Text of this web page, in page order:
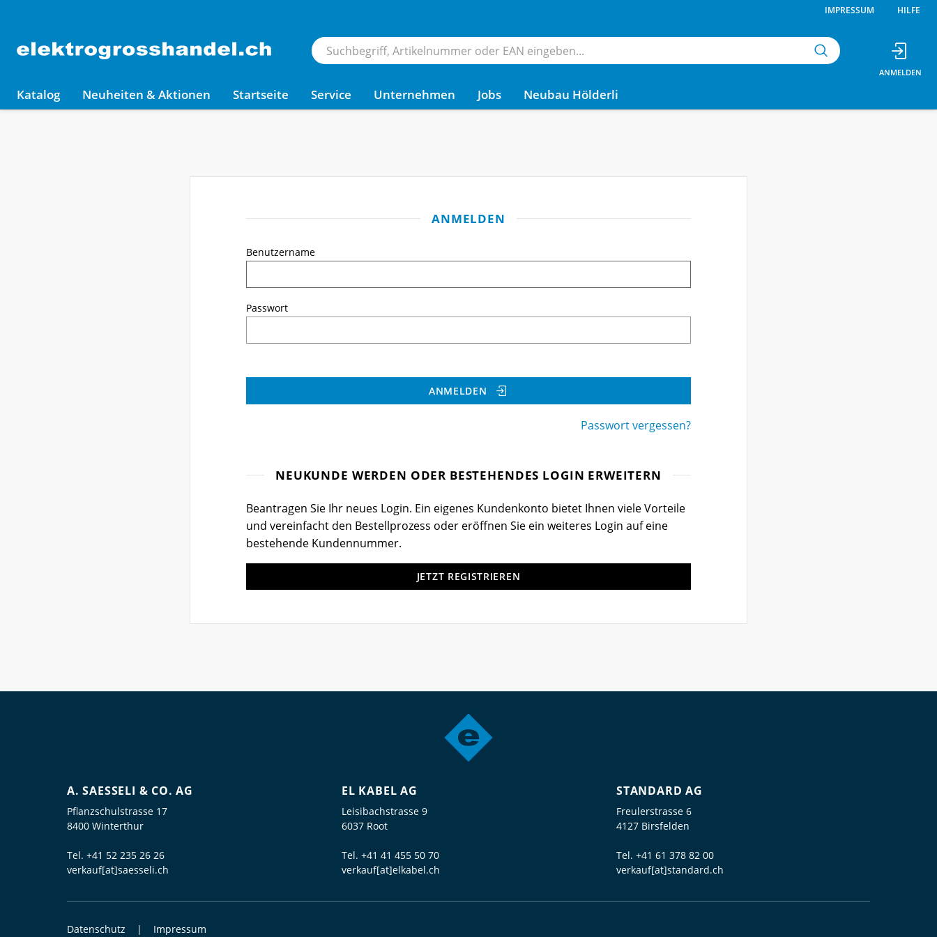
IMPRESSUM HILFE
Katalog Neuheiten & Aktionen Startseite Service Unternehmen Jobs Neubau Hölderli
ANMELDEN
Benutzername
Passwort
ANMELDEN
Passwort vergessen?
NEUKUNDE WERDEN ODER BESTEHENDES LOGIN ERWEITERN
Beantragen Sie Ihr neues Login. Ein eigenes Kundenkonto bietet Ihnen viele Vorteile
und vereinfacht den Bestellprozess oder eröffnen Sie ein weiteres Login auf eine
bestehende Kundennummer.
JETZT REGISTRIEREN
A. SAESSELI & CO. AG
Pflanzschulstrasse 17
8400 Winterthur
Tel. +41 52 235 26 26
verkauf[at]saesseli.ch
EL KABEL AG
Leisibachstrasse 9
6037 Root
Tel. +41 41 455 50 70
verkauf[at]elkabel.ch
STANDARD AG
Freulerstrasse 6
4127 Birsfelden
Tel. +41 61 378 82 00
verkauf[at]standard.ch
Datenschutz Impressum